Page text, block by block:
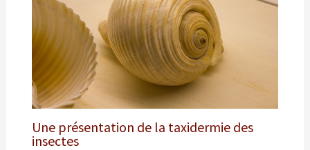
Une présentation de la taxidermie des
insectes